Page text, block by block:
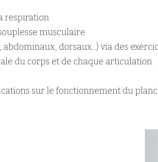
respiration
musculaire
dorsaux...) via des
du corps et de chaque articulation
sur le fonctionnement du